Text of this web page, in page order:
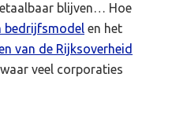
blijven… Hoe
bedrijfsmodel en het
van de Rijksoverheid
veel corporaties